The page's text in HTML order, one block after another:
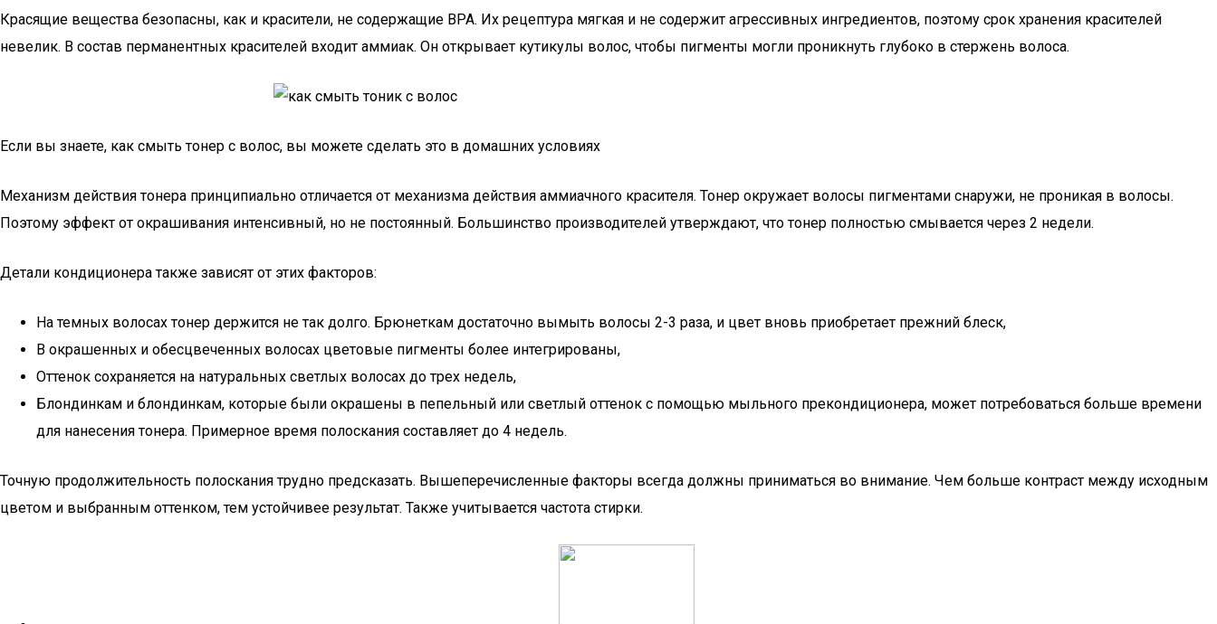
Красящие вещества безопасны, как и красители, не содержащие BPA. Их рецептура мягкая и не содержит агрессивных ингредиентов, поэтому срок хранения красителей
невелик. В состав перманентных красителей входит аммиак. Он открывает кутикулы волос, чтобы пигменты могли проникнуть глубоко в стержень волоса.
Если вы знаете, как смыть тонер с волос, вы можете сделать это в домашних условиях
Механизм действия тонера принципиально отличается от механизма действия аммиачного красителя. Тонер окружает волосы пигментами снаружи, не проникая в волосы.
Поэтому эффект от окрашивания интенсивный, но не постоянный. Большинство производителей утверждают, что тонер полностью смывается через 2 недели.
Детали кондиционера также зависят от этих факторов:
На темных волосах тонер держится не так долго. Брюнеткам достаточно вымыть волосы 2-3 раза, и цвет вновь приобретает прежний блеск,
В окрашенных и обесцвеченных волосах цветовые пигменты более интегрированы,
Оттенок сохраняется на натуральных светлых волосах до трех недель,
Блондинкам и блондинкам, которые были окрашены в пепельный или светлый оттенок с помощью мыльного прекондиционера, может потребоваться больше времени
для нанесения тонера. Примерное время полоскания составляет до 4 недель.
Точную продолжительность полоскания трудно предсказать. Вышеперечисленные факторы всегда должны приниматься во внимание. Чем больше контраст между исходным
цветом и выбранным оттенком, тем устойчивее результат. Также учитывается частота стирки.